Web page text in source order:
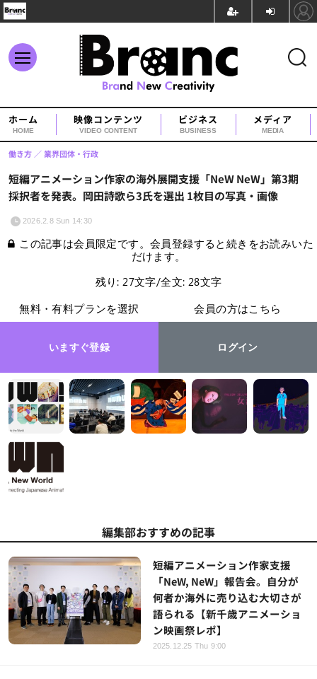
ホーム
HOME
映像コンテンツ
VIDEO CONTENT
ビジネス
BUSINESS
メディア
MEDIA
短編アニメーション作家の海外展開支援「NeW NeW」第3期
採択者を発表。岡田詩歌ら3氏を選出 1枚目の写真・画像
働き方 業界団体・行政
2026.2.8 Sun 14:30
この記事は会員限定です。会員登録すると続きをお読みいた
だけます。
残り: 27文字/全文: 28文字
無料・有料プランを選択
いますぐ登録
会員の方はこちら
ログイン
編集部おすすめの記事
短編アニメーション作家支援
「NeW, NeW」報告会。自分が
何者か海外に売り込む大切さが
語られる【新千歳アニメーショ
ン映画祭レポ】
2025.12.25 Thu 9:00